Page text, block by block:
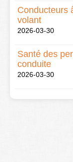
Conducteurs
volant
2026-03-30
Santé des
conduite
2026-03-30